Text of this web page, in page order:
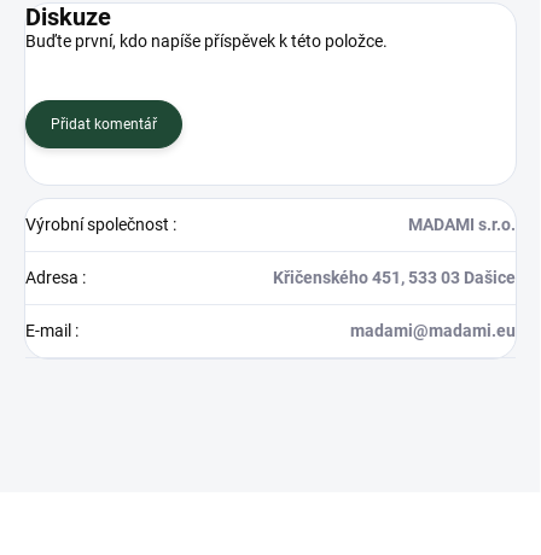
Diskuze
Buďte první, kdo napíše příspěvek k této položce.
Přidat komentář
Výrobní společnost : MADAMI s.r.o.
Adresa : Křičenského 451, 533 03 Dašice
E-mail : madami@madami.eu